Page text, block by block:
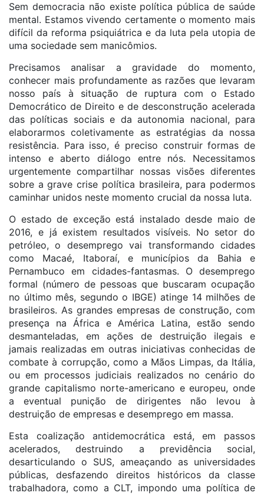
Sem democracia não existe política pública de saúde
mental. Estamos vivendo certamente o momento mais
difícil da reforma psiquiátrica e da luta pela utopia de
uma sociedade sem manicômios.
Precisamos analisar a gravidade do momento,
conhecer mais profundamente as razões que levaram
nosso país à situação de ruptura com o Estado
Democrático de Direito e de desconstrução acelerada
das políticas sociais e da autonomia nacional, para
elaborarmos coletivamente as estratégias da nossa
resistência. Para isso, é preciso construir formas de
intenso e aberto diálogo entre nós. Necessitamos
urgentemente compartilhar nossas visões diferentes
sobre a grave crise política brasileira, para podermos
caminhar unidos neste momento crucial da nossa luta.
O estado de exceção está instalado desde maio de
2016, e já existem resultados visíveis. No setor do
petróleo, o desemprego vai transformando cidades
como Macaé, Itaboraí, e municípios da Bahia e
Pernambuco em cidades-fantasmas. O desemprego
formal (número de pessoas que buscaram ocupação
no último mês, segundo o IBGE) atinge 14 milhões de
brasileiros. As grandes empresas de construção, com
presença na África e América Latina, estão sendo
desmanteladas, em ações de destruição ilegais e
jamais realizadas em outras iniciativas conhecidas de
combate à corrupção, como a Mãos Limpas, da Itália,
ou em processos judiciais realizados no cenário do
grande capitalismo norte-americano e europeu, onde
a eventual punição de dirigentes não levou à
destruição de empresas e desemprego em massa.
Esta coalização antidemocrática está, em passos
acelerados, destruindo a previdência social,
desarticulando o SUS, ameaçando as universidades
públicas, desfazendo direitos históricos da classe
trabalhadora, como a CLT, impondo uma política de